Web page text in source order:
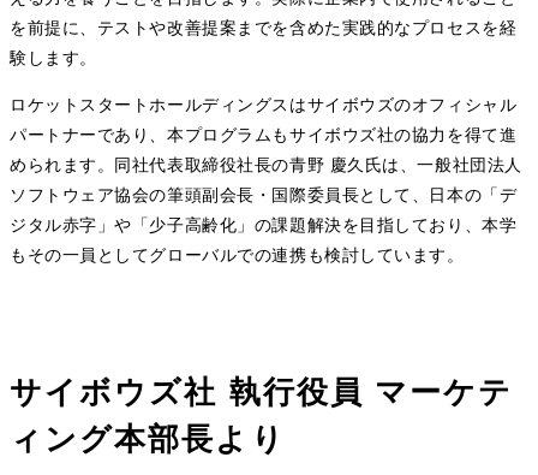
を前提に、テストや改善提案までを含めた実践的なプロセスを経
験します。
ロケットスタートホールディングスはサイボウズのオフィシャル
パートナーであり、本プログラムもサイボウズ社の協力を得て進
められます。同社代表取締役社長の青野 慶久氏は、一般社団法人
ソフトウェア協会の筆頭副会長・国際委員長として、日本の「デ
ジタル赤字」や「少子高齢化」の課題解決を目指しており、本学
もその一員としてグローバルでの連携も検討しています。
サイボウズ社 執行役員 マーケテ
ィング本部長より